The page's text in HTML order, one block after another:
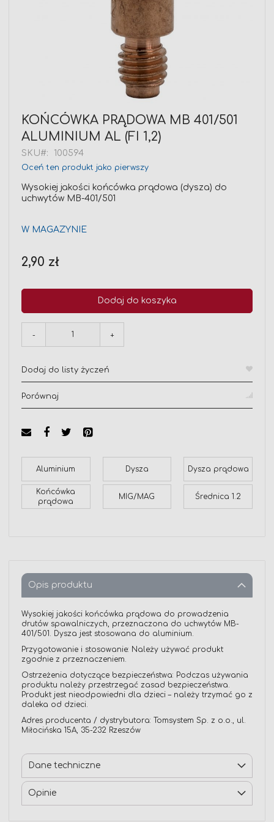
Przejdź
na
początek
KOŃCÓWKA PRĄDOWA MB 401/501
ALUMINIUM AL (FI 1,2)
SKU 100594
Oceń ten produkt jako pierwszy
Wysokiej jakości końcówka prądowa (dysza) do
uchwytów MB-401/501
W MAGAZYNIE
2,90 zł
Dodaj do koszyka
- +
Dodaj do listy życzeń
Porównaj
Aluminium Dysza Dysza prądowa
Końcówka
prądowa
MIG/MAG Średnica 1.2
Opis produktu
Wysokiej jakości końcówka prądowa do prowadzenia
drutów spawalniczych, przeznaczona do uchwytów MB-
401/501. Dysza jest stosowana do aluminium.
Przygotowanie i stosowanie: Należy używać produkt
zgodnie z przeznaczeniem.
Ostrzeżenia dotyczące bezpieczeństwa: Podczas używania
produktu należy przestrzegać zasad bezpieczeństwa.
Produkt jest nieodpowiedni dla dzieci – należy trzymać go z
daleka od dzieci.
Adres producenta / dystrybutora: Tomsystem Sp. z o.o., ul.
Miłocińska 15A, 35-232 Rzeszów
Dane techniczne
Opinie